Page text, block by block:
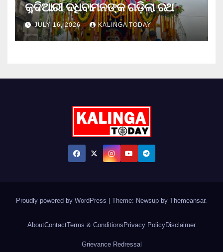
କୁଦିଆରୀ ଦଧିବାମନଙ୍କ ଗଡ଼ିଲା ରଥ
JULY 16, 2026 KALINGA TODAY
Proudly powered by WordPress Theme: Newsup by Themeansar.
AboutContactTerms & ConditionsPrivacy PolicyDisclaimer
Grievance Redressal